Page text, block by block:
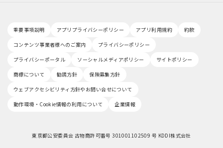
重要事項説明 アプリプライバシーポリシー アプリ利用規約
約款
コンテンツ事業者様へのご案内
プライバシーポリシー
プライバシーポータル
ソーシャルメディアポリシー
サイトポリシー
商標について
勧誘方針
保険募集方針
ウェブアクセシビリティ方針やお問い合せについて
動作環境・Cookie情報の利用について
企業情報
東京都公安委員会 古物商許可番号 301001102509 号 KDDI株式会社